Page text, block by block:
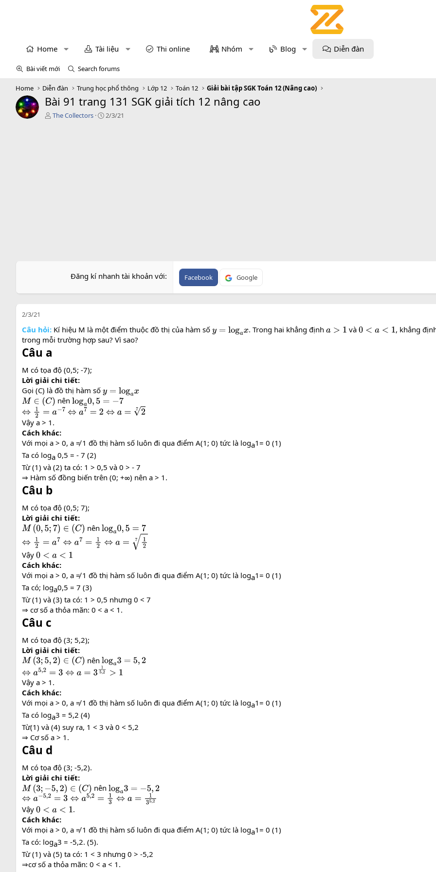
Home Tài liệu Thi online Nhóm Blog Diễn đàn
Bài viết mới Search forums
Home Diễn đàn Trung học phổ thông Lớp 12 Toán 12 Giải bài tập SGK Toán 12 (Nâng cao)
Bài 91 trang 131 SGK giải tích 12 nâng cao
T
The Collectors
C
2/3/21
Đăng kí nhanh tài khoản với Facebook Google
2/3/21
Câu hỏi: Kí hiệu M là một điểm thuộc đồ thị của hàm số y=logax . Trong hai khẳng địnha>1 và0 <a<1
, khẳng
trong mỗi trường hợp sau? Vì sao?
Câu a
M có tọa độ (0,5; -7);
Lời giải chi tiết:
Gọi (C) là đồ thị hàm số y=logax
M∈(C ) nênloga0,5= −7
⇔1 2= a− 7 ⇔a 7= 2⇔ a=27
Vậy a > 1.
Cách khác:
Với mọi a > 0, a ≠ 1 đồ thị hàm số luôn đi qua điểm A(1; 0) tức là loga​1= 0 (1)
Ta có loga​ 0,5 = - 7 (2)
Từ (1) và (2) ta có: 1 > 0,5 và 0 > - 7
⇒ Hàm số đồng biến trên (0; +∞) nên a > 1.
Câu b
M có tọa độ (0,5; 7);
Lời giải chi tiết:
M( 0,5; 7)∈(C ) nên loga0,5= 7
⇔1 2= a7 ⇔a 7=12⇔a= 12 7
Vậy 0 <a<1
Cách khác:
Với mọi a > 0, a ≠ 1 đồ thị hàm số luôn đi qua điểm A(1; 0) tức là loga​1= 0 (1)
Ta có; loga​0,5 = 7 (3)
Từ (1) và (3) ta có: 1 > 0,5 nhưng 0 < 7
⇒ cơ số a thỏa mãn: 0 < a < 1.
Câu c
M có tọa độ (3; 5,2);
Lời giải chi tiết:
M( 3;5, 2)∈(C ) nên loga3=5, 2
⇔a 5,2= 3⇔a =31 5 2> 1
Vậy a > 1.
Cách khác:
Với mọi a > 0, a ≠ 1 đồ thị hàm số luôn đi qua điểm A(1; 0) tức là loga​1= 0 (1)
Ta có loga​3 = 5,2 (4)
Từ(1) và (4) suy ra, 1 < 3 và 0 < 5,2
⇒ Cơ số a > 1.
Câu d
M có tọa độ (3; -5,2).
Lời giải chi tiết:
M( 3;−5,2)∈(C nênloga3=−5,2
⇔a −5,2= 3⇔a 5,2 =13⇔a= 13 5,2
Vậy 0 <a<1
.
Cách khác:
Với mọi a > 0, a ≠ 1 đồ thị hàm số luôn đi qua điểm A(1; 0) tức là loga​1= 0 (1)
Ta có: loga​3 = -5,2. (5).
Từ (1) và (5) ta có: 1 < 3 nhưng 0 > -5,2
⇒cơ số a thỏa mãn: 0 < a < 1.